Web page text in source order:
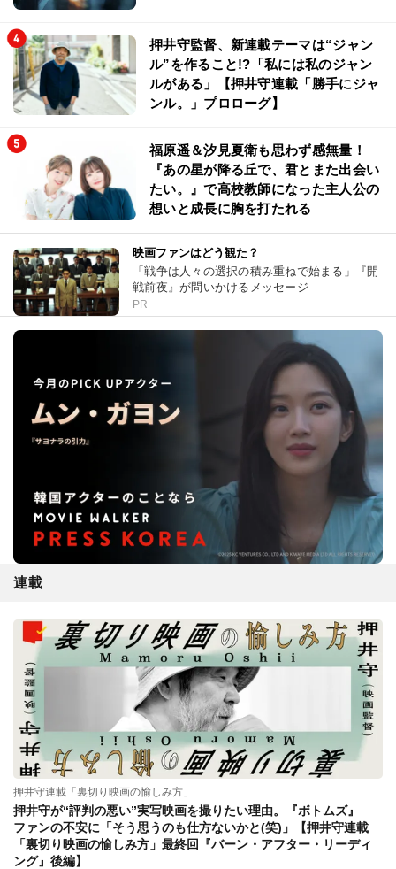
押井守監督、新連載テーマは“ジャン
ル”を作ること!?「私には私のジャン
ルがある」【押井守連載「勝手にジャ
ンル。」プロローグ】
福原遥＆汐見夏衛も思わず感無量！
『あの星が降る丘で、君とまた出会い
たい。』で高校教師になった主人公の
想いと成長に胸を打たれる
映画ファンはどう観た？
「戦争は人々の選択の積み重ねで始まる」『開
戦前夜』が問いかけるメッセージ
PR
連載
押井守連載「裏切り映画の愉しみ方」
押井守が“評判の悪い”実写映画を撮りたい理由。『ボトムズ』
ファンの不安に「そう思うのも仕方ないかと(笑)」【押井守連載
「裏切り映画の愉しみ方」最終回『バーン・アフター・リーディ
ング』後編】